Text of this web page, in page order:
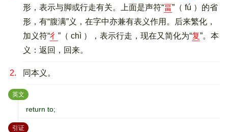
形，表示与脚或行走有关。上面是声符“畐”（ fú ）的省
形，有“腹满”义，在字中亦兼有表义作用。后来繁化，
加义符“彳 ”（ chì ），表示行走，现在又简化为“复”。本
义：返回，回来。
2. 同本义。
英文 ：
return to;
引证：